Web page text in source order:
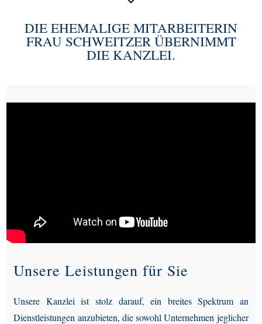
DIE EHEMALIGE MITARBEITERIN
FRAU SCHWEITZER ÜBERNIMMT
DIE KANZLEI.
Unsere Leistungen für Sie
Unsere Kanzlei ist stolz darauf, ein breites Spektrum an
Dienstleistungen anzubieten, die sowohl Unternehmen jeglicher